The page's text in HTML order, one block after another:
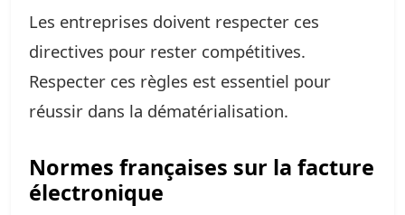
Les entreprises doivent respecter ces
directives pour rester compétitives.
Respecter ces règles est essentiel pour
réussir dans la dématérialisation.
Normes françaises sur la facture
électronique